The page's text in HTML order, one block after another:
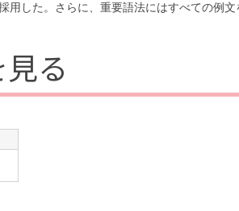
用した。さらに、重要語法にはすべての例
る